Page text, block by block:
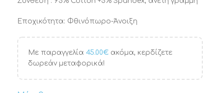
Εποχικότητα: Φθινόπωρο-Άνοιξη
Με παραγγελία 45.00€ ακόμα, κερδίζετε
δωρεάν μεταφορικά!